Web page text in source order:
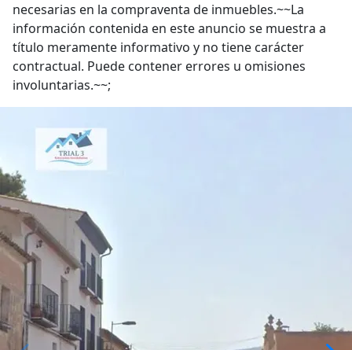
necesarias en la compraventa de inmuebles.~~La
información contenida en este anuncio se muestra a
título meramente informativo y no tiene carácter
contractual. Puede contener errores u omisiones
involuntarias.~~;